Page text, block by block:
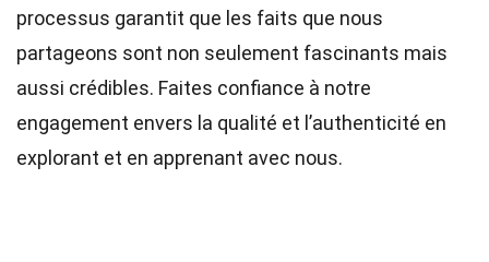
processus garantit que les faits que nous
partageons sont non seulement fascinants mais
aussi crédibles. Faites confiance à notre
engagement envers la qualité et l’authenticité en
explorant et en apprenant avec nous.